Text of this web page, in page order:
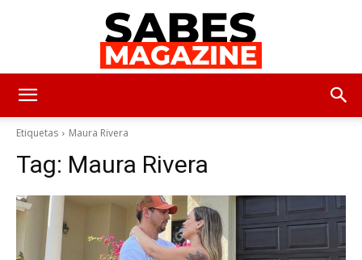
Etiquetas
Maura Rivera
Tag: Maura Rivera